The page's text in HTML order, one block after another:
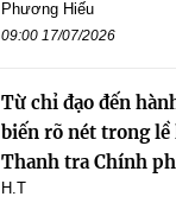
Phương Hiếu
09:00 17/07/2026
Từ chỉ đạo đến
biến rõ nét trong
Thanh tra Chính
H.T